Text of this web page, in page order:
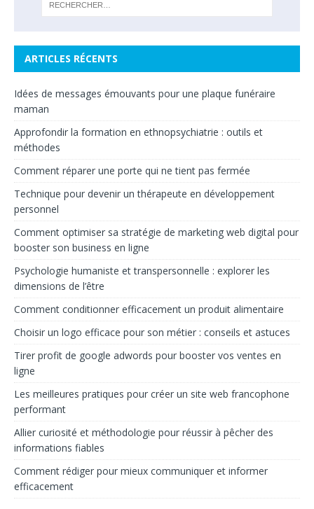
ARTICLES RÉCENTS
Idées de messages émouvants pour une plaque funéraire
maman
Approfondir la formation en ethnopsychiatrie : outils et
méthodes
Comment réparer une porte qui ne tient pas fermée
Technique pour devenir un thérapeute en développement
personnel
Comment optimiser sa stratégie de marketing web digital pour
booster son business en ligne
Psychologie humaniste et transpersonnelle : explorer les
dimensions de l’être
Comment conditionner efficacement un produit alimentaire
Choisir un logo efficace pour son métier : conseils et astuces
Tirer profit de google adwords pour booster vos ventes en
ligne
Les meilleures pratiques pour créer un site web francophone
performant
Allier curiosité et méthodologie pour réussir à pêcher des
informations fiables
Comment rédiger pour mieux communiquer et informer
efficacement